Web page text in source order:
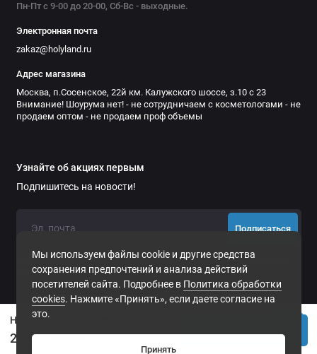
2982р. 3124р.
Мы используем файлы cookie и другие средства
сохранения предпочтений и анализа действий
посетителей сайта. Подробнее в Политика обработки
cookies. Нажмите «Принять», если даете согласие на
это.
Принять
Пн-Пт с 9-00 до 20-00, Сб-Вс - выходные.
Электронная почта
zakaz@holyland.ru
Адрес магазина
Москва, п.Сосенское, 22й км. Калужского шоссе, з.10 с 23
Внимание! Шоурума нет! - не сотрудничаем с косметологами - не
продаем оптом - не продаем проф объемы
Узнайте об акциях первым
Подпишитесь на новости!
Подписаться
Нажимая на кнопку «Подписаться», Вы даетесогласие на
обработку персональных данных.